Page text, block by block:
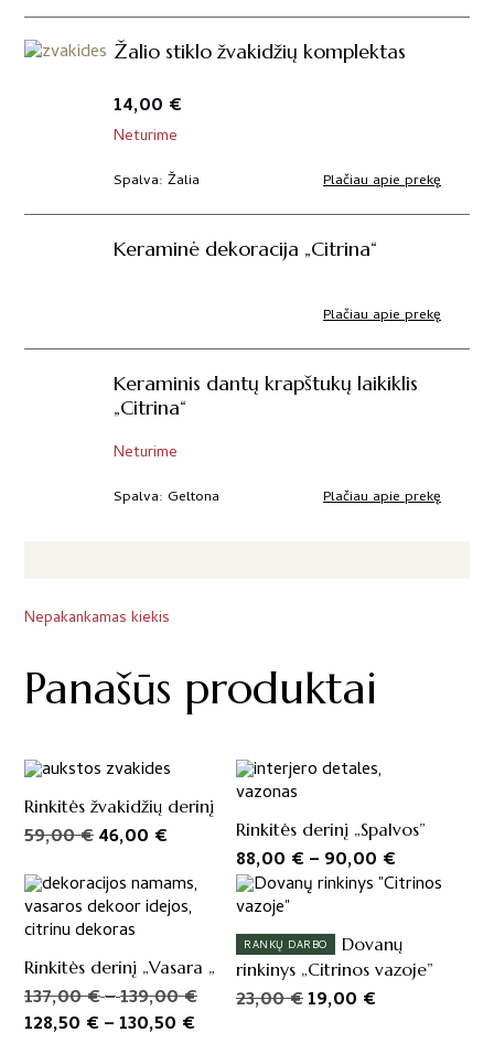
Žalio stiklo žvakidžių komplektas
14,00 €
Neturime
Spalva Žalia Plačiau apie prekę
Keraminė dekoracija „Citrina“
Plačiau apie prekę
Keraminis dantų krapštukų laikiklis
„Citrina“
Neturime
Spalva Geltona Plačiau apie prekę
Nepakankamas kiekis
Panašūs produktai
Rinkitės žvakidžių derinį
59,00€Original
was:
59,00 €.
46,00 € Current
is:
46,00 €.
Rinkitės derinį „Spalvos”
88,00 € – 90,00 €
range:
through
90,00 €
Rinkitės derinį „Vasara „
137,00€–139,00€Price
Original
128,50 € –130,50 €
RANKŲ DARBO
Dovanų
rinkinys „Citrinos vazoje”
23,00€Original
19,00 €